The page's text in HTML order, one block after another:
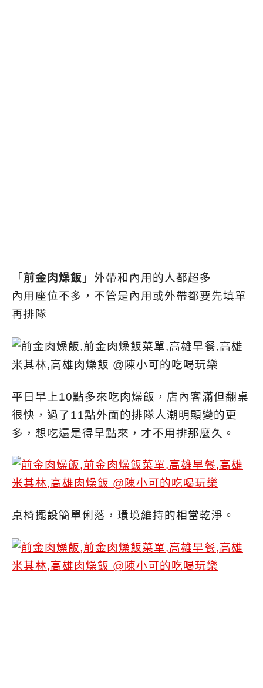
「 前金肉燥飯 」外帶和內用的人都超多
內用座位不多，不管是內用或外帶都要先填單
再排隊
平日早上10點多來吃肉燥飯，店內客滿但翻桌
很快，過了11點外面的排隊人潮明顯變的更
多，想吃還是得早點來，才不用排那麼久。
桌椅擺設簡單俐落，環境維持的相當乾淨。